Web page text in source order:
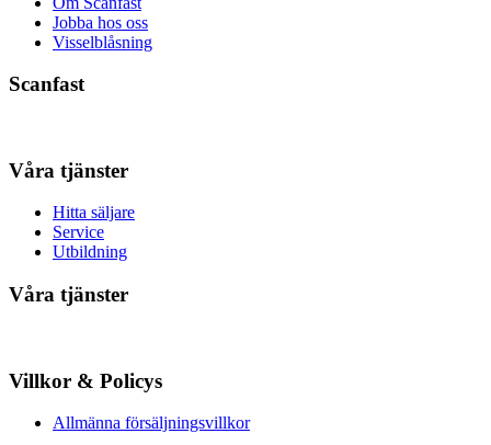
Jobba hos oss
Visselblåsning
Scanfast
Våra tjänster
Hitta säljare
Service
Utbildning
Våra tjänster
Villkor & Policys
Allmänna försäljningsvillkor